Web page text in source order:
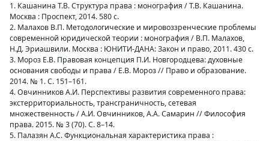
1. Кашанина Т.В. Структура права : монография / Т.В. Кашанина.
Москва : Проспект, 2014. 580 с.
2. Малахов В.П. Методологические и мировоззренческие проблемы
современной юридической теории : монография / В.П. Малахов,
Н.Д. Эриашвили. Москва : ЮНИТИ-ДАНА: Закон и право, 2011. 430 с.
3. Мороз Е.В. Правовая концепция П.И. Новгородцева: духовные
основания свободы и права / Е.В. Мороз // Право и образование.
2014. № 1. С. 151–161.
4. Овчинников А.И. Перспективы развития современного права:
экстерриториальность, трансграничность, сетевая
множественность / А.И. Овчинников, А.А. Самарин // Философия
права. 2015. № 3 (70). С. 8–14.
5. Палазян А.С. Функциональная характеристика права :